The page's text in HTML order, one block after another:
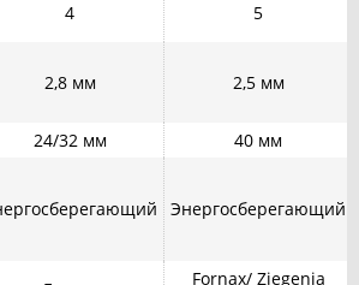
4 5
2,8 мм 2,5 мм
24/32 мм
40 мм
Энергосберегающий
Fornax/ Ziegenia